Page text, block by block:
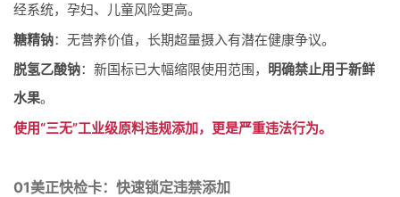
经系统，孕妇、儿童风险更高。
糖精钠：无营养价值，长期超量摄入有潜在健康争议。
脱氢乙酸钠：新国标已大幅缩限使用范围， 明确禁止用于新鲜
水果。
使用“三无”工业级原料违规添加，更是严重违法行为。
01美正快检卡：快速锁定违禁添加